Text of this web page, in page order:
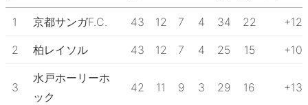
1 京都サンガF.C. 43 12 7 4 34 22 +12
2 柏レイソル 43 12 7 4 25 15 +10
3
水戸ホーリーホ
ック
42 11 9 3 29 16 +13